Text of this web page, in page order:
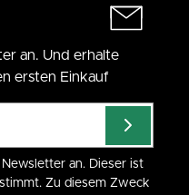
an. Und erhalte
ersten Einkauf
an. Dieser ist
Zu diesem Zweck